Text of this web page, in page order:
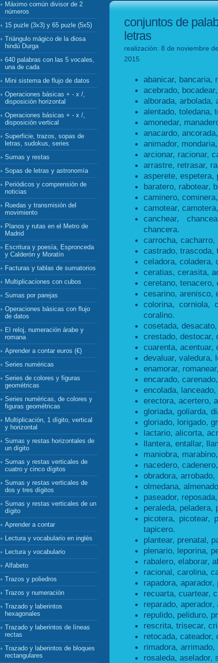
Máximo común divisor de 2
números
15 puzle (3x3) y 65 puzle (5x5)
Triángulo mágico de la diosa
hindú Durga
640 palabras con las 5 vocales,
una de cada
Mini sistema de flujo de datos
Operaciones básicas + - x /,
disposición horizontal
Operaciones básicas + - x /,
disposición vertical
Superficie, trazos, sopas de
letras, sudokus, series
Sumas y restas
Sopas de letras y astronomía
Periódicos y comprensión de
noticias
Ruedas y transmisión del
movimiento
Planos y rutas en el Metro de
Madrid
Escritura y poesía, Espronceda
y Calderón y Moratín
Facturas y tablas de sumatorios
Multiplicaciones con cubos
Sumas por parejas
Operaciones básicas con flujo
de datos
El reloj, numeración árabe y
romana
Aprender a contar euros (€)
Series numéricas
Series de colores y figuras
geométricas
Series numéricas, de colores y
figuras geométricas
Multiplicación, 1 dígito, vertical
y horizontal
Sumas y restas horizontales de
un dígito
Sumas y restas verticales de
cuatro y cinco dígitos
Sumas y restas verticales de
dos y tres dígitos
Sumas y restas verticales de un
dígito
Aprender a contar
Lectura y vocabulario en inglés
Lectura y vocabulario
Alfabeto
Trazos y poliedros
Trazos y numeración
Trazado y laberintos
hexagonales
Trazado y laberintos de líneas
rectas
Trazado y laberintos de bloques
rectangulares
conjuntos de
letras
realización: 8 de noviembre
2015
abanicar, bancaria,
acebrado,
alborada, arbolada,
alentado, toledana,
amonedar,
anacardo,
animador,
arcionar, racionar,
arrastre, retrasar,
asperete, espetera,
baratero, rabotear,
caminero,
camotear,
canchear,
chancera.
carrocha,
castrado, trascoda,
celadora, coladera,
ceratias, cerasita,
ceretano, tenacero,
cesarino, arenisco,
colorina, corniola,
coralino.
cosetada,
crestado, destocar,
cuarenta, acentuar,
devaluar, valedura,
enamorar,
encarado,
encolada,
erectora, acertero,
gloriada, goliarda,
gloriado, lorigado,
lactario, alicorta,
llantera, entallar,
maniobra,
nacedero,
obradora,
olmedana,
paseador,
peraleda, peladera,
picotera, picotear,
tapicero.
plantear, prenatal,
plenario, leporina,
rabalero, elaborar,
racional, carolina,
rapadora,
recuarta, cuartear,
reparado,
repulido, peliduro,
rescrita, trisecar,
retocada, cateador,
rimadora,
rosaleda, aselador,